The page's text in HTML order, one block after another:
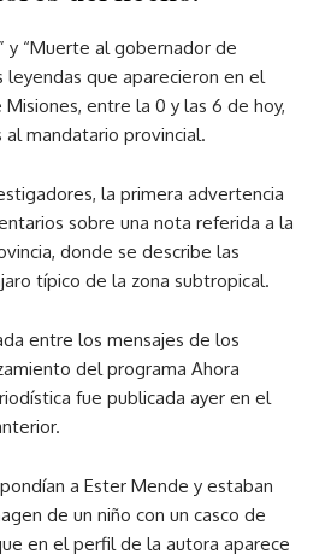
y “Muerte al gobernador de
leyendas que aparecieron en el
entre la 0 y las 6 de hoy,
mandatario provincial.
la primera advertencia
sobre una nota referida a la
donde se describe las
típico de la zona subtropical.
entre los mensajes de los
del programa Ahora
fue publicada ayer en el
a Ester Mende y estaban
de un niño con un casco de
en el perfil de la autora aparece